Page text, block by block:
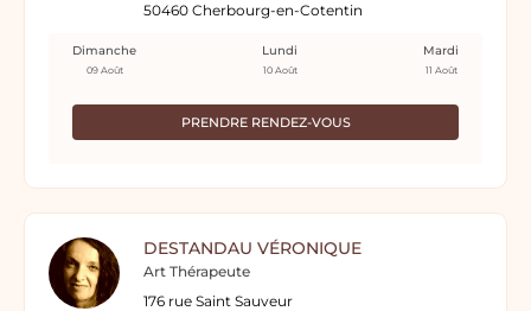
50460 Cherbourg-en-Cotentin
PRENDRE RENDEZ-VOUS
Dimanche
09 Août
Lundi
10 Août
Mardi
11 Août
DESTANDAU VÉRONIQUE
Art Thérapeute
176 rue Saint Sauveur